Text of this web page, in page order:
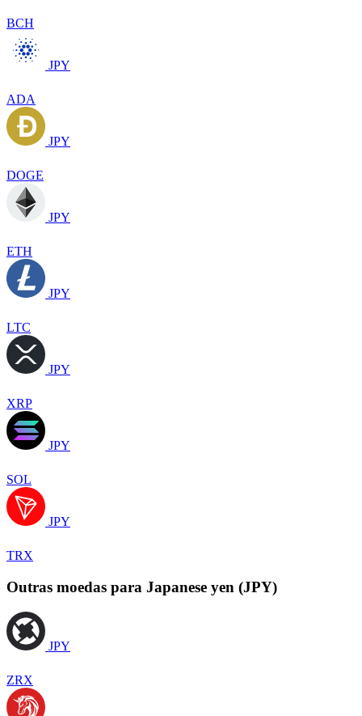
BCH
JPY
ADA
JPY
DOGE
JPY
ETH
JPY
LTC
JPY
XRP
JPY
SOL
JPY
TRX
Outras moedas para Japanese yen (JPY)
JPY
ZRX